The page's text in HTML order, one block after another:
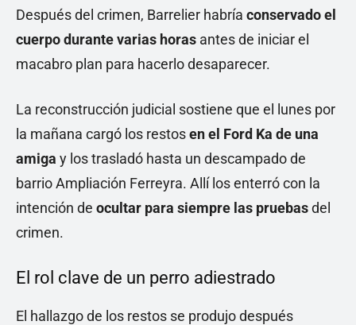
Después del crimen, Barrelier habría conservado el
cuerpo durante varias horas antes de iniciar el
macabro plan para hacerlo desaparecer.
La reconstrucción judicial sostiene que el lunes por
la mañana cargó los restosen el Ford Ka de una
amiga y los trasladó hasta un descampado de
barrio Ampliación Ferreyra. Allí los enterró con la
intención de ocultar para siempre las pruebasdel
crimen.
El rol clave de un perro adiestrado
El hallazgo de los restos se produjo después